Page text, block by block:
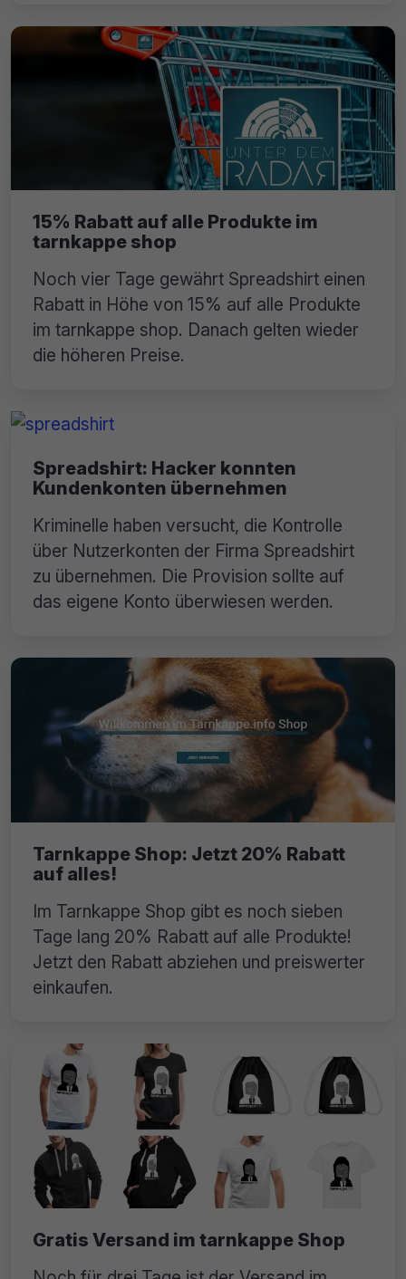
15% Rabatt auf alle Produkte im
tarnkappe shop
Noch vier Tage gewährt Spreadshirt einen
Rabatt in Höhe von 15% auf alle Produkte
im tarnkappe shop. Danach gelten wieder
die höheren Preise.
Spreadshirt: Hacker konnten
Kundenkonten übernehmen
Kriminelle haben versucht, die Kontrolle
über Nutzerkonten der Firma Spreadshirt
zu übernehmen. Die Provision sollte auf
das eigene Konto überwiesen werden.
Tarnkappe Shop: Jetzt 20% Rabatt
auf alles!
Im Tarnkappe Shop gibt es noch sieben
Tage lang 20% Rabatt auf alle Produkte!
Jetzt den Rabatt abziehen und preiswerter
einkaufen.
Gratis Versand im tarnkappe Shop